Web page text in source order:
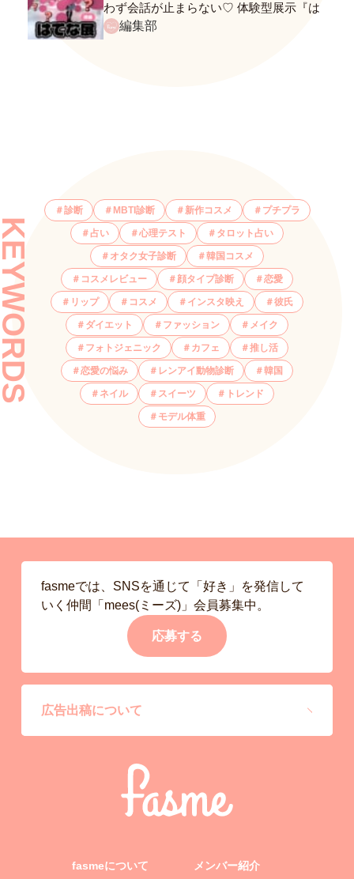
わず会話が止まらない♡ 体験型展示『は
てな展』に行ってきたレポ
編集部
診断 MBTI診断 新作コスメ プチプラ
占い 心理テスト タロット占い
オタク女子診断 韓国コスメ
コスメレビュー 顔タイプ診断 恋愛
リップ コスメ インスタ映え 彼氏
ダイエット ファッション メイク
フォトジェニック カフェ 推し活
恋愛の悩み レンアイ動物診断 韓国
ネイル スイーツ トレンド
モデル体重
fasmeでは、SNSを通じて「好き」を発信して
いく仲間「mees(ミーズ)」会員募集中。
応募する
広告出稿について
fasmeについて メンバー紹介